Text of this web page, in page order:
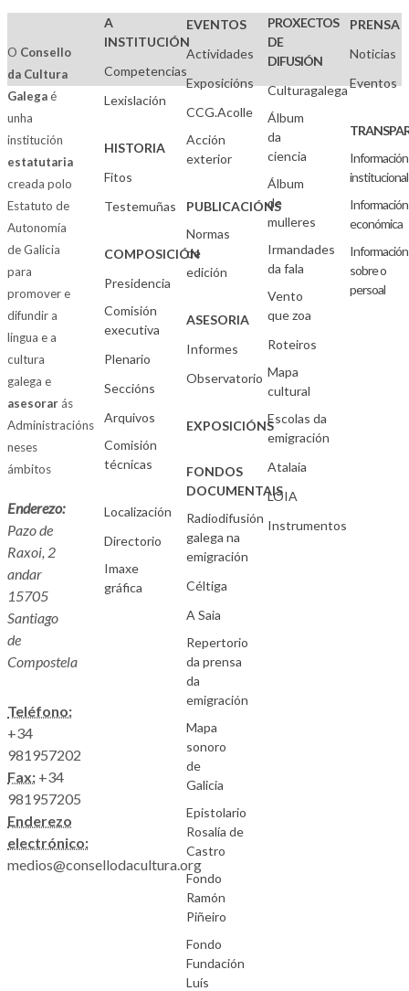
O Consello
da Cultura
Galegaé
unha
institución
estatutaria
creada polo
Estatuto de
Autonomía
de Galicia
para
promover e
difundir a
lingua e a
cultura
galega e
asesorarás
Administracións
neses
ámbitos
Enderezo:
Pazo de
Raxoi, 2
andar
15705
Santiago
de
Compostela
Teléfono:
+34
981957202
Fax: +34
981957205
Enderezo
electrónico:
medios@consellodacultura.org
A
INSTITUCIÓN
Competencias
Lexislación
HISTORIA
Fitos
Testemuñas
COMPOSICIÓN
Presidencia
Comisión
executiva
Plenario
Seccións
Arquivos
Comisión
técnicas
Localización
Directorio
Imaxe
gráfica
EVENTOS
Actividades
Exposicións
CCG.Acolle
Acción
exterior
PUBLICACIÓNS
Normas
de
edición
ASESORIA
Informes
Observatorio
EXPOSICIÓNS
FONDOS
DOCUMENTAIS
Radiodifusión
galega na
emigración
Céltiga
A Saia
Repertorio
da prensa
da
emigración
Mapa
sonoro
de
Galicia
Epistolario
Rosalía de
Castro
Fondo
Ramón
Piñeiro
Fondo
Fundación
Luís
PROXECTOS
DE
DIFUSIÓN
Culturagalega
Álbum
da
ciencia
Álbum
de
mulleres
Irmandades
da fala
Vento
que zoa
Roteiros
Mapa
cultural
Escolas da
emigración
Atalaia
LOIA
Instrumentos
PRENSA
Noticias
Eventos
Información
institucional
Información
económica
Información
sobre o
persoal